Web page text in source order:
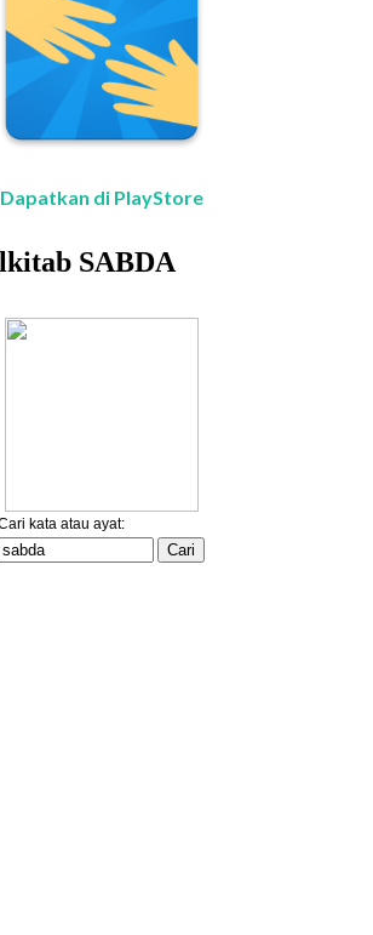
Dapatkan di PlayStore